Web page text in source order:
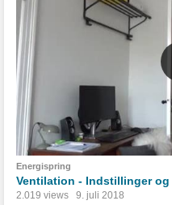
Energispring
Ventilation - Indstillinger
2.019 views 9. juli 2018